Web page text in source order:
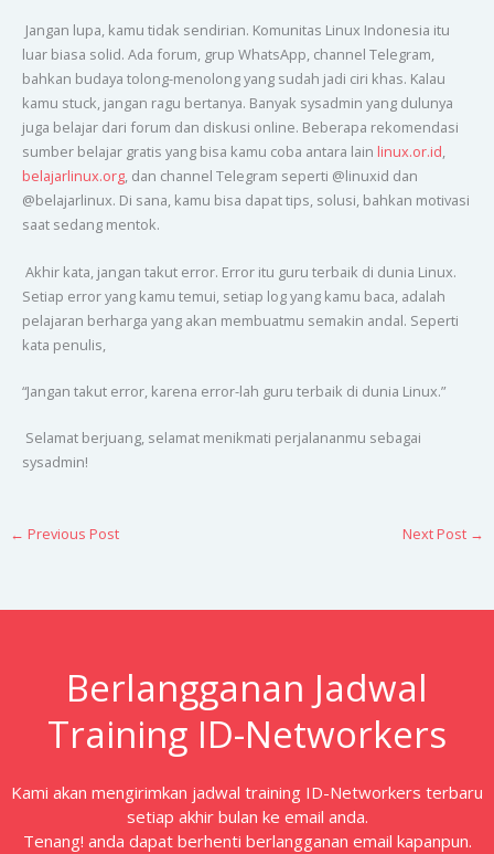
Jangan lupa, kamu tidak sendirian. Komunitas Linux Indonesia itu
luar biasa solid. Ada forum, grup WhatsApp, channel Telegram,
bahkan budaya tolong-menolong yang sudah jadi ciri khas. Kalau
kamu stuck, jangan ragu bertanya. Banyak sysadmin yang dulunya
juga belajar dari forum dan diskusi online. Beberapa rekomendasi
sumber belajar gratis yang bisa kamu coba antara lain linux.or.id,
belajarlinux.org, dan channel Telegram seperti @linuxid dan
@belajarlinux. Di sana, kamu bisa dapat tips, solusi, bahkan motivasi
saat sedang mentok.
Akhir kata, jangan takut error. Error itu guru terbaik di dunia Linux.
Setiap error yang kamu temui, setiap log yang kamu baca, adalah
pelajaran berharga yang akan membuatmu semakin andal. Seperti
kata penulis,
“Jangan takut error, karena error-lah guru terbaik di dunia Linux.”
Selamat berjuang, selamat menikmati perjalananmu sebagai
sysadmin!
← Previous Post Next Post →
Berlangganan Jadwal
Training ID-Networkers
Kami akan mengirimkan jadwal training ID-Networkers terbaru
setiap akhir bulan ke email anda.
Tenang! anda dapat berhenti berlangganan email kapanpun.